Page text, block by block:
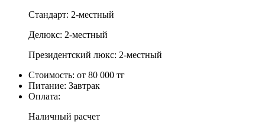
Стандарт: 2-местный
Делюкс: 2-местный
Президентский люкс: 2-местный
Стоимость: от 80 000 тг
Питание: Завтрак
Оплата:
Наличный расчет